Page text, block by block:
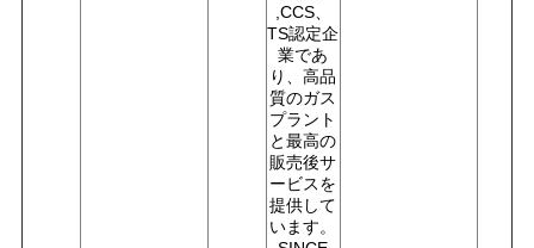
,CCS、
TS認定企
業であ
り、高品
質のガス
プラント
と最高の
販売後サ
ービスを
提供して
います。